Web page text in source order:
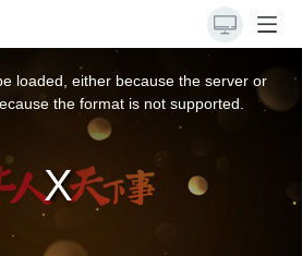
loaded, either because the server or
the format is not supported.